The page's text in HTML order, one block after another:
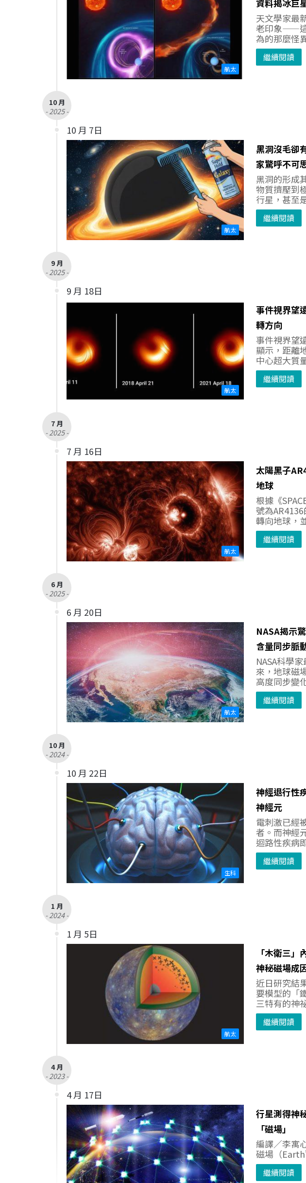
航太
資料揭冰巨
天文學家最
老印象——
為的那麼怪
繼續閱讀
10 月
- 2025 -
10 月 7日
航太
黑洞沒毛卻
家驚呼不可
黑洞的形成
物質擠壓到
行星，甚至
繼續閱讀
9 月
- 2025 -
9 月 18日
航太
事件視界望
轉方向
事件視界望
顯示，距離
中心超大質
繼續閱讀
7 月
- 2025 -
7 月 16日
航太
太陽黑子
地球
根據《
號為
轉向地球，
繼續閱讀
6 月
- 2025 -
6 月 20日
航太
NASA揭示
含量同步脈
NASA科學
來，地球磁
高度同步變
繼續閱讀
10 月
- 2024 -
10 月 22日
生科
神經退行性
神經元
電刺激已經
者。而神經
迴路性疾病
繼續閱讀
1 月
- 2024 -
1 月 5日
航太
「木衛三
神秘磁場成
近日研究結
要模型的「
三特有的神
繼續閱讀
4 月
- 2023 -
4 月 17日
行星測得神
「磁場」
編譯／李寓
磁場（
繼續閱讀